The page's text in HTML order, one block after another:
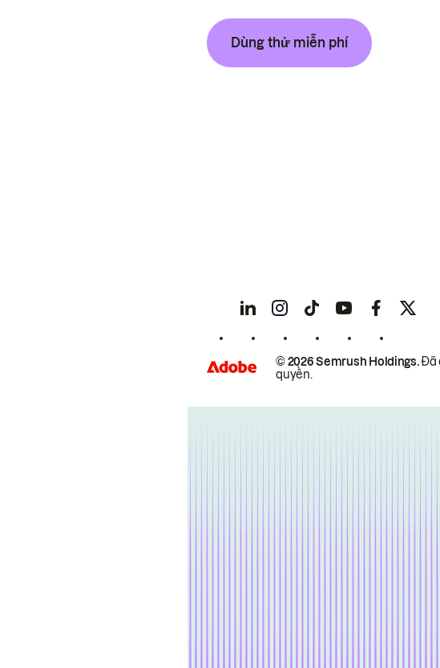
Dùng thử miễn phí
© 2026 Semrush Holdings.Đã
quyền.